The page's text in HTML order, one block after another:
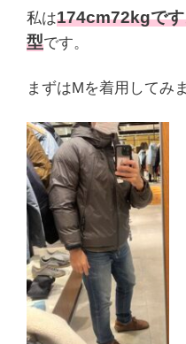
私は174cm72kgです
型です。
まずはMを着用してみ